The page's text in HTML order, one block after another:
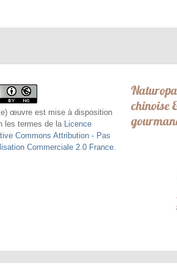
œuvre est mise à disposition
les termes de la Licence
Commons Attribution - Pas
Commerciale 2.0 France
chinoise